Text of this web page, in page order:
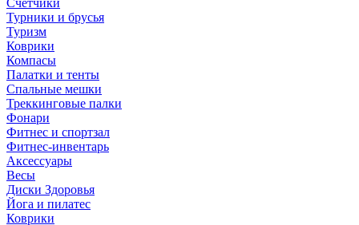
Счетчики
Турники и брусья
Туризм
Коврики
Компасы
Палатки и тенты
Спальные мешки
Треккинговые палки
Фонари
Фитнес и спортзал
Фитнес-инвентарь
Аксессуары
Весы
Диски Здоровья
Йога и пилатес
Коврики